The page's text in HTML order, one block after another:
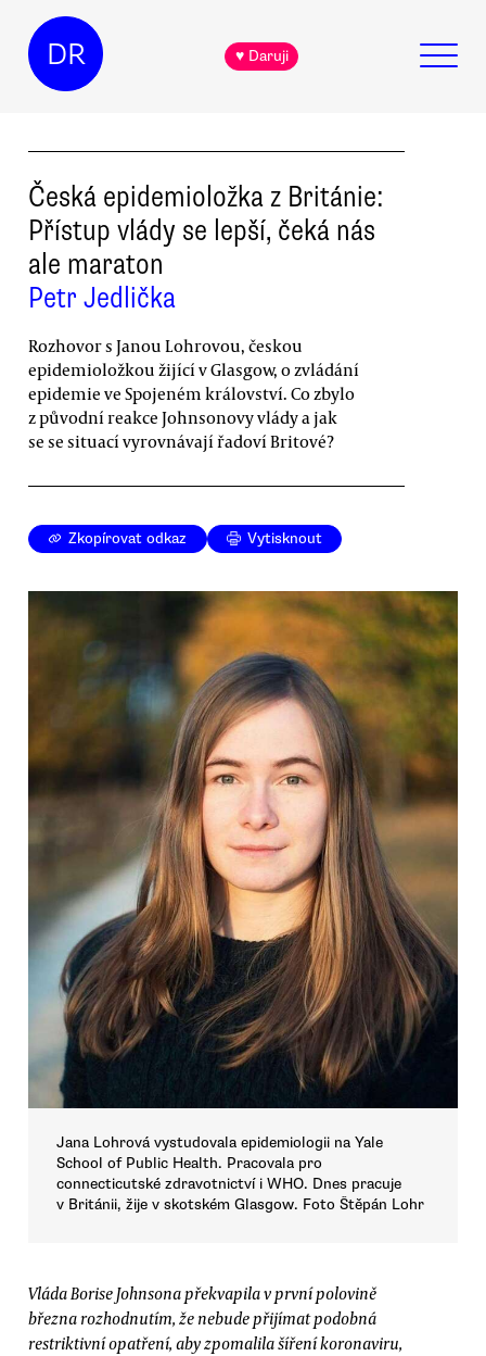
DR ♥ Daruji
Česká epidemioložka z Británie:
Přístup vlády se lepší, čeká nás
ale maraton
Petr Jedlička
Rozhovor s Janou Lohrovou, českou
epidemioložkou žijící v Glasgow, o zvládání
epidemie ve Spojeném království. Co zbylo
z původní reakce Johnsonovy vlády a jak
se se situací vyrovnávají řadoví Britové?
Zkopírovat odkaz Vytisknout
Jana Lohrová vystudovala epidemiologii na Yale
School of Public Health. Pracovala pro
connecticutské zdravotnictví i WHO. Dnes pracuje
v Británii, žije v skotském Glasgow. Foto Štěpán Lohr
Vláda Borise Johnsona překvapila v první polovině
března rozhodnutím, že nebude přijímat podobná
restriktivní opatření, aby zpomalila šíření koronaviru,